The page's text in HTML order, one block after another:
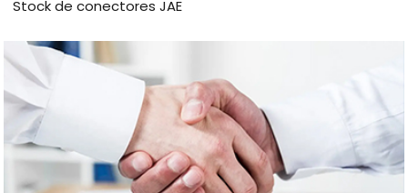
Stock de conectores JAE